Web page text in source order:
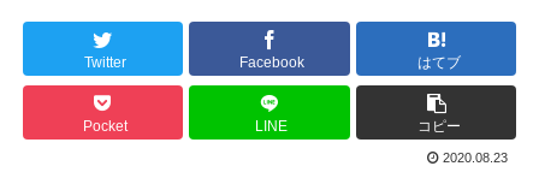
Twitter Facebook はてブ
Pocket LINE コピー
2020.08.23